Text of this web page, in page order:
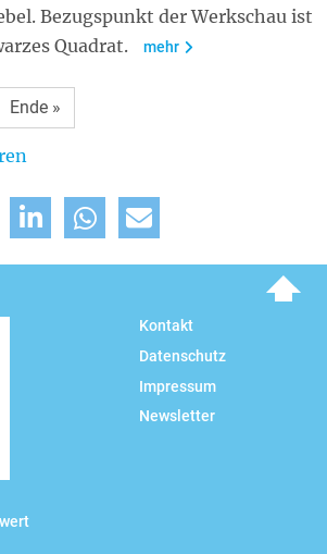
Bezugspunkt der Werkschau ist
Quadrat.
mehr
Letzte
Seite
Ende »
Kontakt
Datenschutz
Impressum
Newsletter